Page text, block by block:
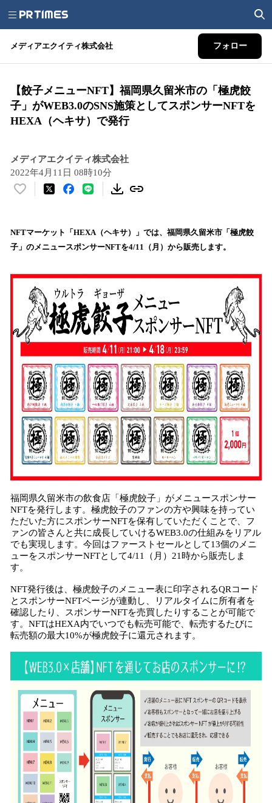
メディアエクイティ株式会社 フォロー
【餃子メニューNFT】福岡県久留米市の「極虎餃
子」がWEB3.0のSNS施策としてスポンサーNFTを
HEXA（ヘキサ）で発行
メディアエクイティ株式会社
2022年4月11日 08時10分
い
！
数
込
中
で
す
NFTマーケット「HEXA（ヘキサ）」では、福岡県久留米市「極虎餃
子」のメニュースポンサーNFTを4/11（月）から販売します。
福岡県久留米市の飲食店「極虎餃子」がメニュースポンサー
NFTを発行します。極虎餃子のファンの方や興味を持ってい
ただいた方にスポンサーNFTを保有していただくことで、フ
ァンの皆さんと共に成長していけるWEB3.0の仕組みをリアル
でも実現します。今回はファーストセールとして13個のメニ
ューをスポンサーNFTとして4/11（月）21時から販売しま
す。
NFT発行後は、極虎餃子のメニュー表に印字されるQRコード
とスポンサーNFTページが連動し、リアルタイムに所有者を
確認したり、スポンサーNFTを売買したりすることが可能で
す。NFTはHEXA内でいつでも転売可能で、転売するたびに
転売額の最大10%が極虎餃子に還元されます。